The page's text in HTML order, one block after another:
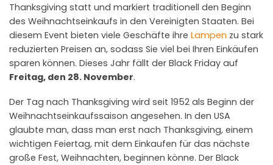
Thanksgiving statt und markiert traditionell den Beginn
des Weihnachtseinkaufs in den Vereinigten Staaten. Bei
diesem Event bieten viele Geschäfte ihre Lampen zu stark
reduzierten Preisen an, sodass Sie viel bei Ihren Einkäufen
sparen können. Dieses Jahr fällt der Black Friday auf
Freitag, den 28. November.
Der Tag nach Thanksgiving wird seit 1952 als Beginn der
Weihnachtseinkaufssaison angesehen. In den USA
glaubte man, dass man erst nach Thanksgiving, einem
wichtigen Feiertag, mit dem Einkaufen für das nächste
große Fest, Weihnachten, beginnen könne. Der Black